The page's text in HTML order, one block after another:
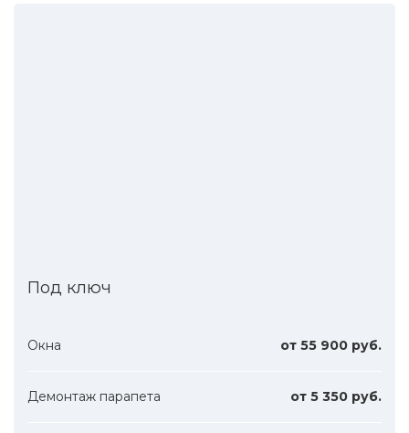
Под ключ
Окна от 55 900 руб.
Демонтаж парапета от 5 350 руб.